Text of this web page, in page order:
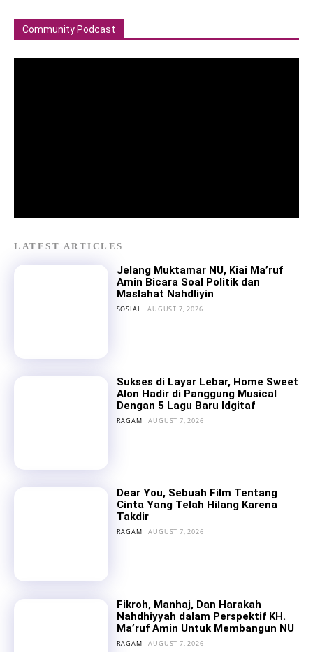
Community Podcast
LATEST ARTICLES
Jelang Muktamar NU, Kiai Ma’ruf
Amin Bicara Soal Politik dan
Maslahat Nahdliyin
SOSIAL AUGUST 7, 2026
Sukses di Layar Lebar, Home Sweet
Alon Hadir di Panggung Musical
Dengan 5 Lagu Baru Idgitaf
RAGAM AUGUST 7, 2026
Dear You, Sebuah Film Tentang
Cinta Yang Telah Hilang Karena
Takdir
RAGAM AUGUST 7, 2026
Fikroh, Manhaj, Dan Harakah
Nahdhiyyah dalam Perspektif KH.
Ma’ruf Amin Untuk Membangun NU
RAGAM AUGUST 7, 2026